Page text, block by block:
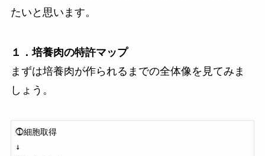
たいと思います。
１．培養肉の特許マップ
まずは培養肉が作られるまでの全体像を見てみま
しょう。
⓵細胞取得
↓